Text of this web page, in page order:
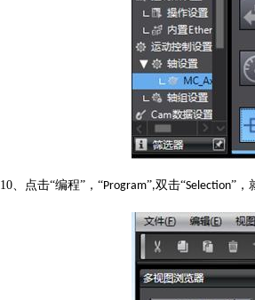
10、点击“编程”，“Program”,双击“Selection”，